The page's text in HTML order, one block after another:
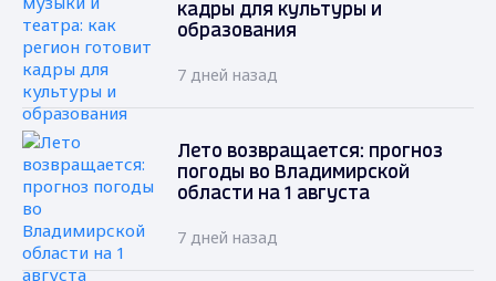
кадры для культуры и
образования
7 дней назад
Лето возвращается: прогноз
погоды во Владимирской
области на 1 августа
7 дней назад